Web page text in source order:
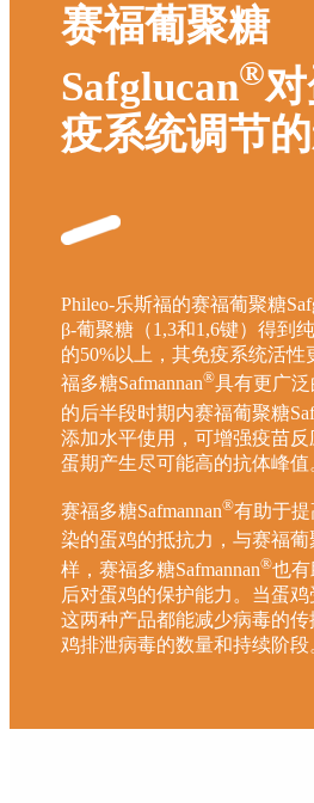
赛福葡聚糖
Safglucan®
疫系统调节
Phileo-乐斯福的赛福葡聚糖
β-葡聚糖（1,3和1,6键）得到
的50%以上，其免疫系统活性
福多糖Safmannan®具有更广
的后半段时期内赛福葡聚糖
添加水平使用，可增强疫苗
蛋期产生尽可能高的抗体峰值
赛福多糖Safmannan®有助于
染的蛋鸡的抵抗力，与赛福葡
样，赛福多糖Safmannan®也
后对蛋鸡的保护能力。当蛋鸡
这两种产品都能减少病毒的
鸡排泄病毒的数量和持续阶段